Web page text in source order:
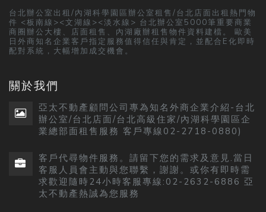
台北辦公室出租/內湖科學園區辦公室租售/台北店面出租熱門物
件 <板南線><文湖線><淡水線> 台北辦公室5000筆重要商業
商圈辦公大樓、店面租售、內湖廠辦租售物件資料建檔。 歐美
日外商知名企業客戶指定服務值得信任與肯定，並配合E化即時
配對系統，大幅增加成交機會。
關於我們
亞太不動產顧問公司專為知名外商企業介紹-台北
辦公室/台北店面/台北高級住家/內湖科學園區企
業總部面租售服務 客戶專線02-2718-0880)
客戶代尋物件服務。請留下您的需求及意見.當日
客服人員會主動與您聯繫，謝謝。或你有即時需
求歡迎隨時24小時客服專線:02-2632-6886 亞
太不動產熱誠為您服務